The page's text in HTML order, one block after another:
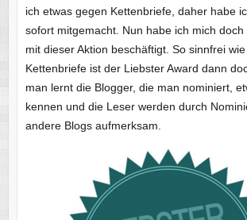
ich etwas gegen Kettenbriefe, daher habe
sofort mitgemacht. Nun habe ich mich
mit dieser Aktion beschäftigt. So sinnfrei
Kettenbriefe ist der Liebster Award dann
man lernt die Blogger, die man nominiert,
kennen und die Leser werden durch
andere Blogs aufmerksam.